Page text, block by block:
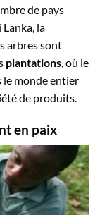
de pays
Lanka, la
arbres sont
plantations, où le
le monde entier
de produits.
en paix